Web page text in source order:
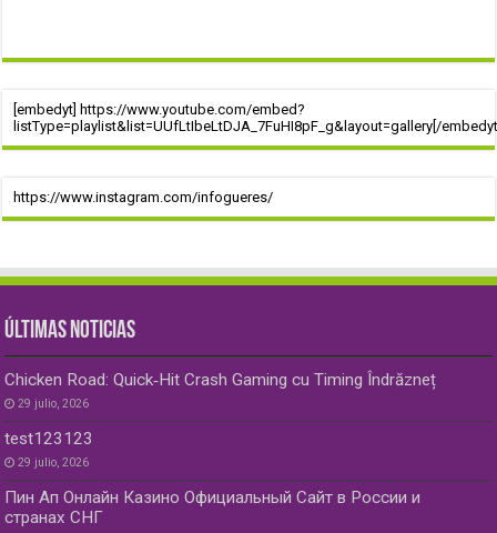
[embedyt] https://www.youtube.com/embed?
listType=playlist&list=UUfLtIbeLtDJA_7FuHI8pF_g&layout=gallery[/
https://www.instagram.com/infogueres/
ÚLTIMAS NOTICIAS
Chicken Road: Quick‑Hit Crash Gaming cu Timing Îndrăzneț
29 julio, 2026
test123123
29 julio, 2026
Пин Ап Онлайн Казино Официальный Сайт в России и
странах СНГ